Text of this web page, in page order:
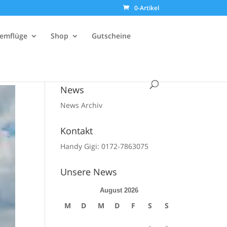
0-Artikel
Shop Gutscheine
News
News Archiv
Kontakt
Handy Gigi: 0172-7863075
Unsere News
August 2026
M D M D F S S